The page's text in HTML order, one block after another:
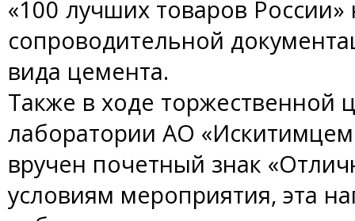
«100 лучших товаров
сопроводительной
вида цемента.
Также в ходе торжественной
лаборатории АО
вручен почетный знак
условиям мероприятия, эта